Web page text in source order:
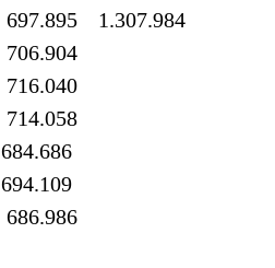
697.895
1.307.984
706.904
716.040
714.058
684.686
694.109
686.986